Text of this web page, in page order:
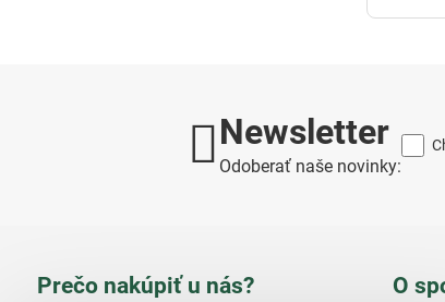
Newsletter
Odoberať naše novinky:
Prečo nakúpiť u nás? O